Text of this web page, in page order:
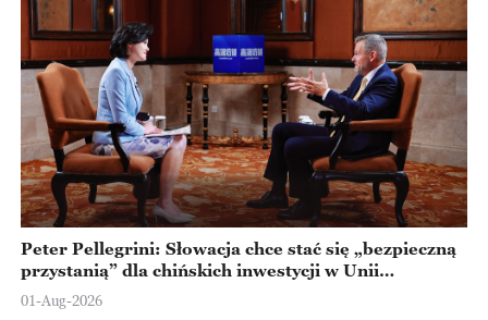
Peter Pellegrini: Słowacja chce stać się „bezpieczną
przystanią” dla chińskich inwestycji w Unii
Europejskiej
01-Aug-2026